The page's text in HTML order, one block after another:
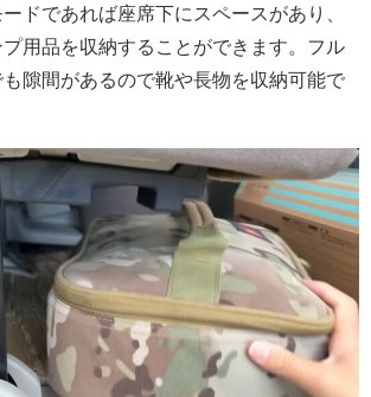
ドであれば座席下にスペースがあり、
用品を収納することができます。フル
隙間があるので靴や長物を収納可能で